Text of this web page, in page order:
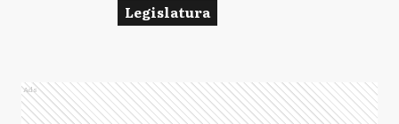
Legislatura
Ads